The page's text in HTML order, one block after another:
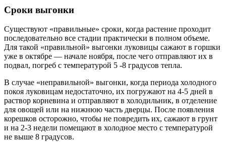
Сроки выгонки
Существуют «правильные» сроки, когда растение проходит
последовательно все стадии практически в полном объеме.
Для такой «правильной» выгонки луковицы сажают в горшки
уже в октябре — начале ноября, после чего отправляют их в
подвал, погреб с температурой 5 -8 градусов тепла.
В случае «неправильной» выгонки, когда периода холодного
покоя луковицам недостаточно, их погружают на 4-5 дней в
раствор корневина и отправляют в холодильник, в отделение
для овощей или на нижнюю часть дверцы. После появления
корешков осторожно, чтобы не повредить их, сажают в грунт
и на 2-3 недели помещают в холодное место с температурой
не выше 8 градусов.